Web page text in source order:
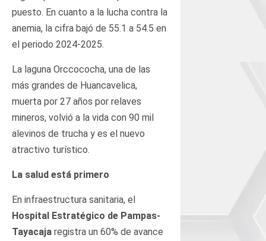
puesto. En cuanto a la lucha contra la
anemia, la cifra bajó de 55.1 a 54.5 en
el periodo 2024-2025.
La laguna Orccococha, una de las
más grandes de Huancavelica,
muerta por 27 años por relaves
mineros, volvió a la vida con 90 mil
alevinos de trucha y es el nuevo
atractivo turístico.
La salud está primero
En infraestructura sanitaria, el
Hospital Estratégico de Pampas-
Tayacaja registra un 60% de avance